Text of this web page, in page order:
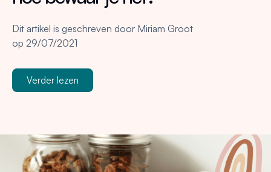
Dit artikel is geschreven door Miriam Groot
op 29/07/2021
Verder lezen